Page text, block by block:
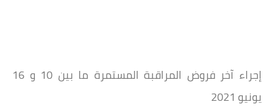
إجراء آخر فروض المراقبة المستمرة ما بين 10 و 16
يونيو 2021